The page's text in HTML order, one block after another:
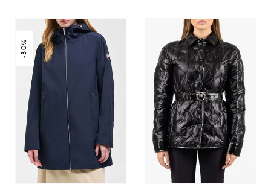
-30%